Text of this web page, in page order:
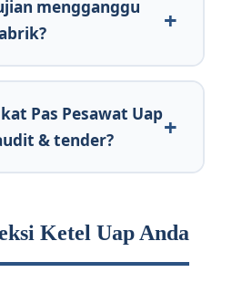
mengganggu
Pas Pesawat Uap
& tender?
Ketel Uap Anda